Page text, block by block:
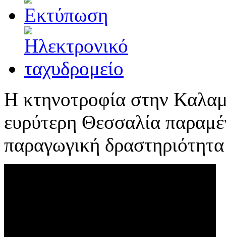
Η κτηνοτροφία στην
ευρύτερη Θεσσαλία
παραγωγική δραστηριότητα